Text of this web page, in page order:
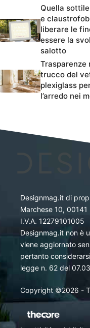
Quella
e
liberare le
essere la
salotto
trucco del
plexiglass
l’arredo nei
Designmag.it di
Marchese 10,
I.V.A. 12279101005
Designmag.it non è
viene aggiornato
pertanto
legge n. 62 del
Copyright ©2026 -